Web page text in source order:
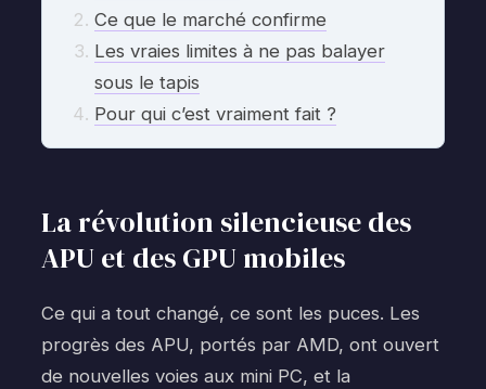
Ce que le marché confirme
Les vraies limites à ne pas balayer
sous le tapis
Pour qui c’est vraiment fait ?
La révolution silencieuse des
APU et des GPU mobiles
Ce qui a tout changé, ce sont les puces. Les
progrès des APU, portés par AMD, ont ouvert
de nouvelles voies aux mini PC, et la